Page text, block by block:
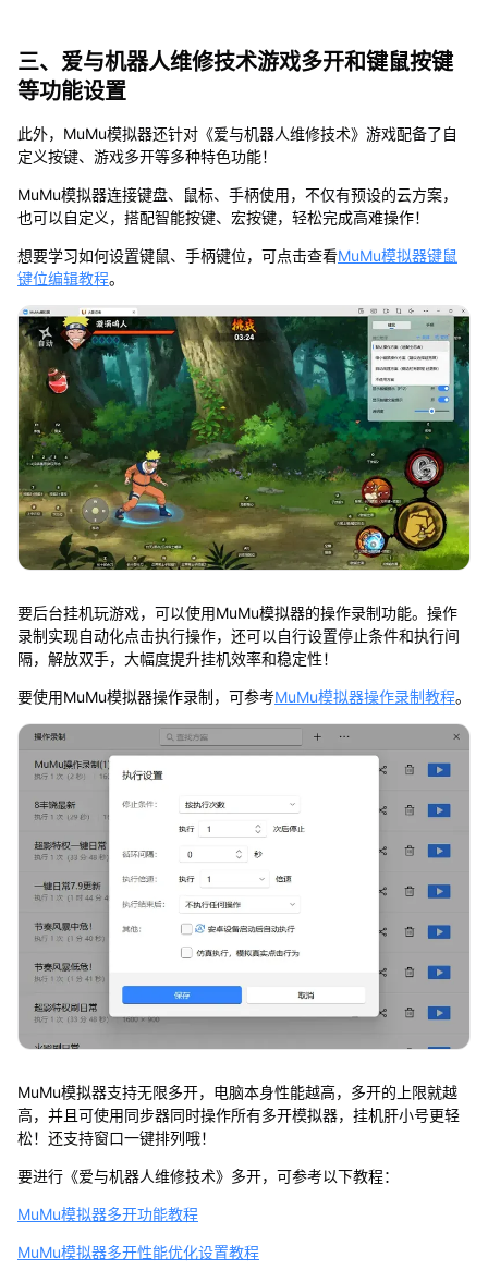
三、爱与机器人维修技术游戏多开和键鼠按键
等功能设置
此外，MuMu模拟器还针对《爱与机器人维修技术》游戏配备了自
定义按键、游戏多开等多种特色功能！
MuMu模拟器连接键盘、鼠标、手柄使用，不仅有预设的云方案，
也可以自定义，搭配智能按键、宏按键，轻松完成高难操作！
想要学习如何设置键鼠、手柄键位，可点击查看MuMu模拟器键鼠
键位编辑教程。
要后台挂机玩游戏，可以使用MuMu模拟器的操作录制功能。操作
录制实现自动化点击执行操作，还可以自行设置停止条件和执行间
隔，解放双手，大幅度提升挂机效率和稳定性！
要使用MuMu模拟器操作录制，可参考MuMu模拟器操作录制教程。
MuMu模拟器支持无限多开，电脑本身性能越高，多开的上限就越
高，并且可使用同步器同时操作所有多开模拟器，挂机肝小号更轻
松！还支持窗口一键排列哦！
要进行《爱与机器人维修技术》多开，可参考以下教程：
MuMu模拟器多开功能教程
MuMu模拟器多开性能优化设置教程